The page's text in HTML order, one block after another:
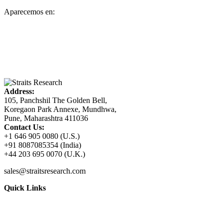
Aparecemos en:
Address:
105, Panchshil The Golden Bell,
Koregaon Park Annexe, Mundhwa,
Pune, Maharashtra 411036
Contact Us:
+1 646 905 0080 (U.S.)
+91 8087085354 (India)
+44 203 695 0070 (U.K.)
sales@straitsresearch.com
Quick Links